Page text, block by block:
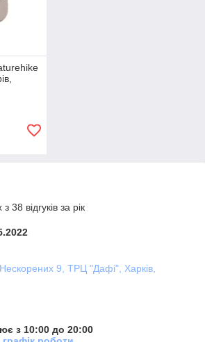
38 відгуків за рік
9, ТРЦ "Дафі", Харків,
з 10:00 до 20:00